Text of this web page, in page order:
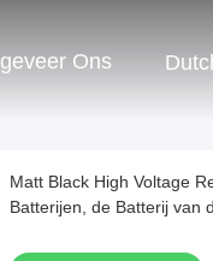
Ons
Matt Black High Voltage
Batterijen, de Batterij van